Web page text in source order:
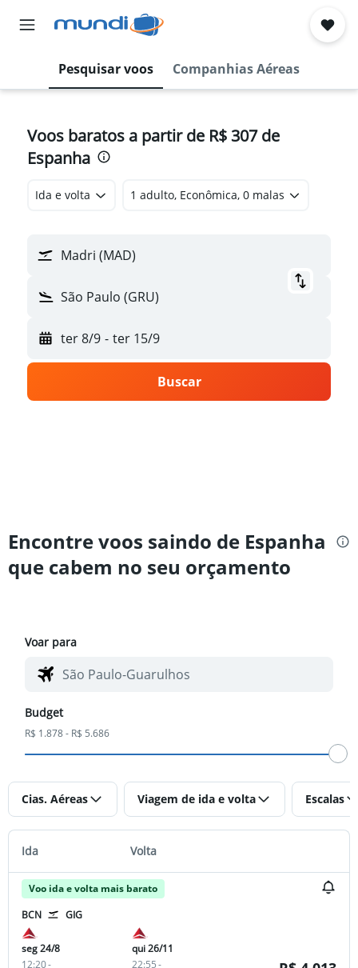
Pesquisar voos Companhias Aéreas
Voos baratos a partir de R$ 307 de
Espanha
Ida e volta 1 adulto, Econômica, 0 malas
Madri (MAD)
São Paulo (GRU)
ter 8/9 - ter 15/9
Buscar
Encontre voos saindo de Espanha
que cabem no seu orçamento
Voar para
Budget
R$ 1.878 - R$ 5.686
Cias. Aéreas Viagem de ida e volta Escalas
Ida Volta
Voo ida e volta mais barato
BCN
GIG
seg 24/8
12:20-
qui 26/11
22:55-